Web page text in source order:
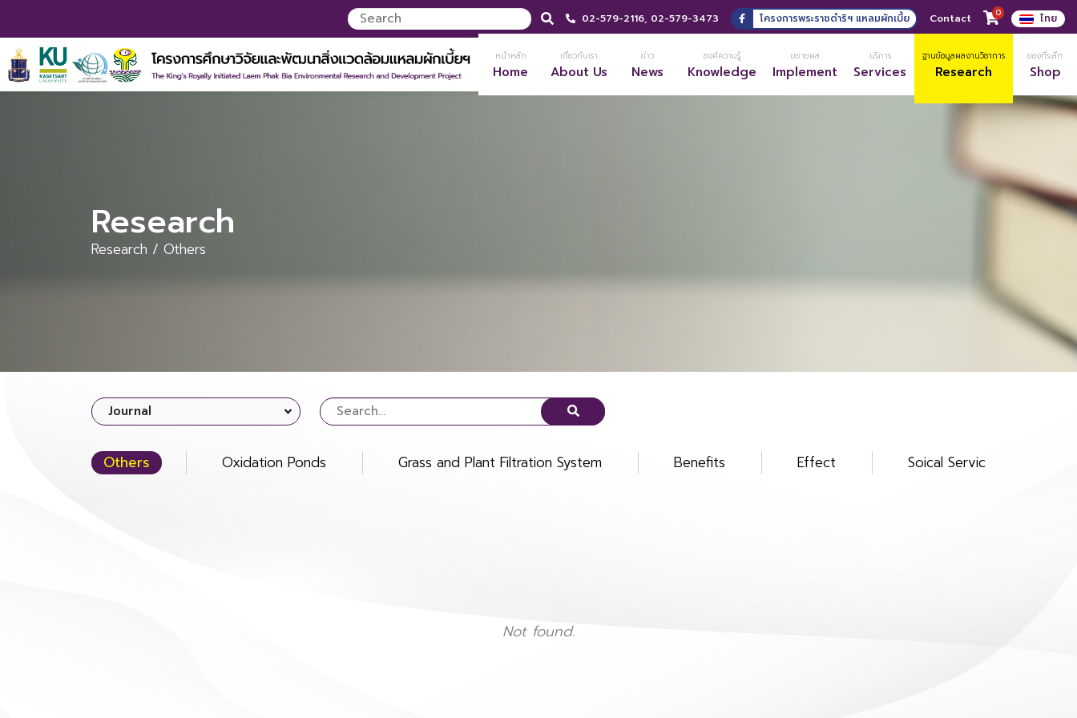
02-579-2116, 02-579-3473 โครงการพระราชดำริฯ แหลมผักเบี้ย Contact 0 ไทย
หน้าหลัก
Home
เกี่ยวกับเรา
About Us
ข่าว
News
องค์ความรู้
Knowledge
ขยายผล
Implement
บริการ
Services
ฐานข้อมูลผลงานวิชาการ
Research
ของที่ระลึก
Shop
Research
Research / Others
Journal
Others Oxidation Ponds Grass and Plant Filtration System Benefits Effect Soical Services
Not found.